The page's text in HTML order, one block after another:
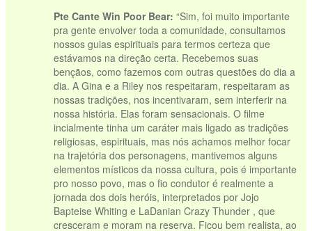
Pte Cante Win Poor Bear: “Sim, foi muito importante
pra gente envolver toda a comunidade, consultamos
nossos guias espirituais para termos certeza que
estávamos na direção certa. Recebemos suas
bençãos, como fazemos com outras questões do dia a
dia. A Gina e a Riley nos respeitaram, respeitaram as
nossas tradições, nos incentivaram, sem interferir na
nossa história. Elas foram sensacionais. O filme
incialmente tinha um caráter mais ligado as tradições
religiosas, espirituais, mas nós achamos melhor focar
na trajetória dos personagens, mantivemos alguns
elementos místicos da nossa cultura, pois é importante
pro nosso povo, mas o fio condutor é realmente a
jornada dos dois heróis, interpretados por Jojo
Bapteise Whiting e LaDanian Crazy Thunder , que
cresceram e moram na reserva. Ficou bem realista, ao